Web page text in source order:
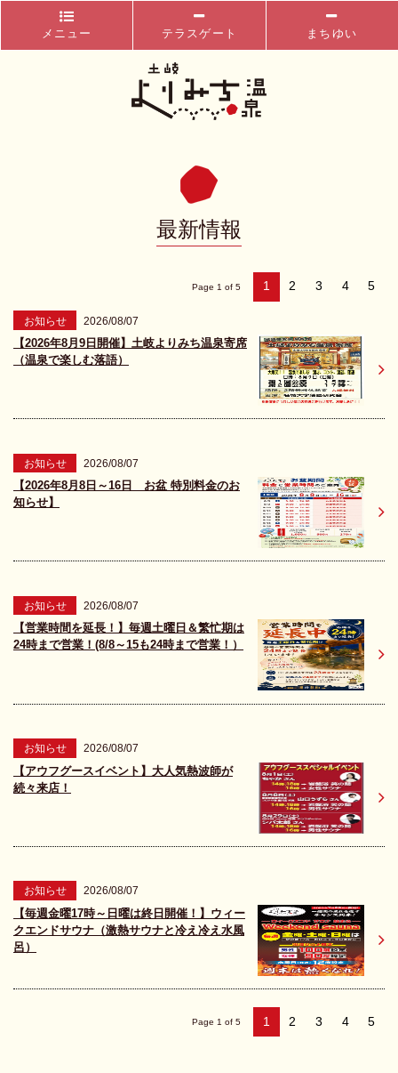
メニュー テラスゲート まちゆい
最新情報
Page 1 of 5 1 2 3 4 5
お知らせ 2026/08/07
【2026年8月9日開催】土岐よりみち温泉寄席
（温泉で楽しむ落語）
お知らせ 2026/08/07
【2026年8月8日～16日 お盆 特別料金のお
知らせ】
お知らせ 2026/08/07
【営業時間を延長！】毎週土曜日＆繁忙期は
24時まで営業！(8/8～15も24時まで営業！）
お知らせ 2026/08/07
【アウフグースイベント】大人気熱波師が
続々来店！
お知らせ 2026/08/07
【毎週金曜17時～日曜は終日開催！】ウィー
クエンドサウナ（激熱サウナと冷え冷え水風
呂）
Page 1 of 5 1 2 3 4 5